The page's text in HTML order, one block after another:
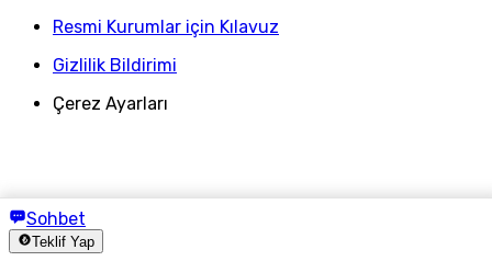
Sohbet
Teklif Yap
Resmi Kurumlar için Kılavuz
Gizlilik Bildirimi
Çerez Ayarları